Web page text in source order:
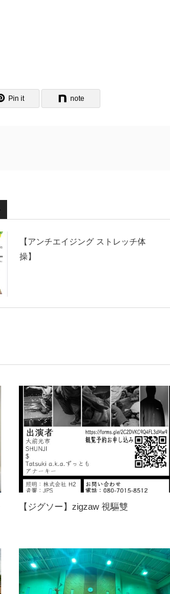
Pin it note
【アンチエイジング ストレッチ体
操】
【ジグソー】zigzaw 視驅雙